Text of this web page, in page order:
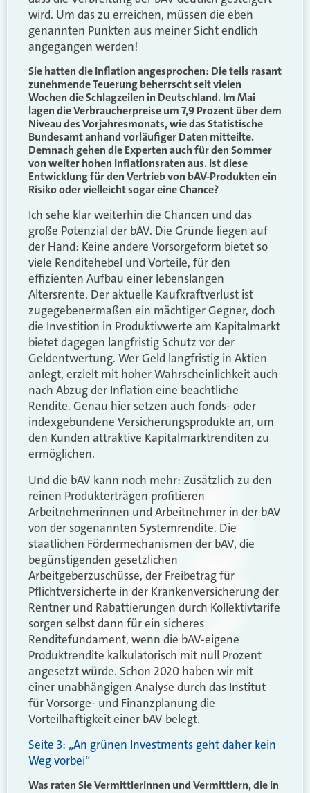
wird. Um das zu erreichen, müssen die eben
genannten Punkten aus meiner Sicht endlich
angegangen werden!
Sie hatten die Inflation angesprochen: Die teils rasant
zunehmende Teuerung beherrscht seit vielen
Wochen die Schlagzeilen in Deutschland. Im Mai
lagen die Verbraucherpreise um 7,9 Prozent über dem
Niveau des Vorjahresmonats, wie das Statistische
Bundesamt anhand vorläufiger Daten mitteilte.
Demnach gehen die Experten auch für den Sommer
von weiter hohen Inflationsraten aus. Ist diese
Entwicklung für den Vertrieb von bAV-Produkten ein
Risiko oder vielleicht sogar eine Chance?
Ich sehe klar weiterhin die Chancen und das
große Potenzial der bAV. Die Gründe liegen auf
der Hand: Keine andere Vorsorgeform bietet so
viele Renditehebel und Vorteile, für den
effizienten Aufbau einer lebenslangen
Altersrente. Der aktuelle Kaufkraftverlust ist
zugegebenermaßen ein mächtiger Gegner, doch
die Investition in Produktivwerte am Kapitalmarkt
bietet dagegen langfristig Schutz vor der
Geldentwertung. Wer Geld langfristig in Aktien
anlegt, erzielt mit hoher Wahrscheinlichkeit auch
nach Abzug der Inflation eine beachtliche
Rendite. Genau hier setzen auch fonds- oder
indexgebundene Versicherungsprodukte an, um
den Kunden attraktive Kapitalmarktrenditen zu
ermöglichen.
Und die bAV kann noch mehr: Zusätzlich zu den
reinen Produkterträgen profitieren
Arbeitnehmerinnen und Arbeitnehmer in der bAV
von der sogenannten Systemrendite. Die
staatlichen Fördermechanismen der bAV, die
begünstigenden gesetzlichen
Arbeitgeberzuschüsse, der Freibetrag für
Pflichtversicherte in der Krankenversicherung der
Rentner und Rabattierungen durch Kollektivtarife
sorgen selbst dann für ein sicheres
Renditefundament, wenn die bAV-eigene
Produktrendite kalkulatorisch mit null Prozent
angesetzt würde. Schon 2020 haben wir mit
einer unabhängigen Analyse durch das Institut
für Vorsorge- und Finanzplanung die
Vorteilhaftigkeit einer bAV belegt.
Seite 3: „An grünen Investments geht daher kein
Weg vorbei“
Was raten Sie Vermittlerinnen und Vermittlern, die in